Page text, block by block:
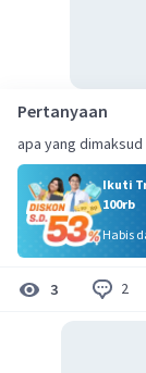
Pertanyaan
apa yang
Ikuti
100rb
Habis
3 2